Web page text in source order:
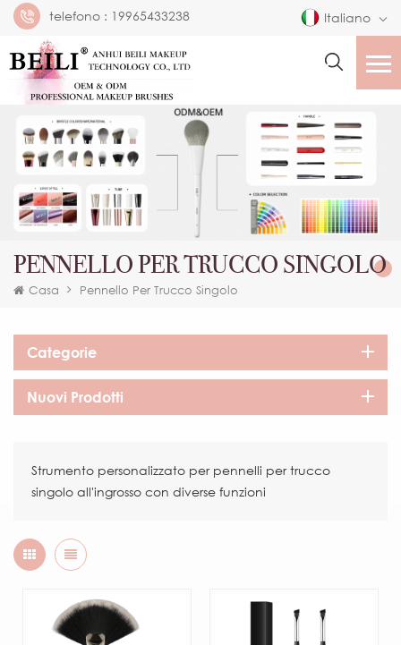
telefono : 19965433238 Italiano
PENNELLO PER TRUCCO SINGOLO
Casa Pennello Per Trucco Singolo
Categorie
Nuovi Prodotti
Strumento personalizzato per pennelli per trucco
singolo all'ingrosso con diverse funzioni